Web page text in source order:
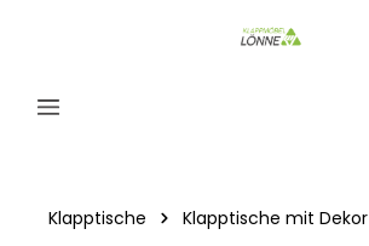
Klapptische Klapptische mit Dekor